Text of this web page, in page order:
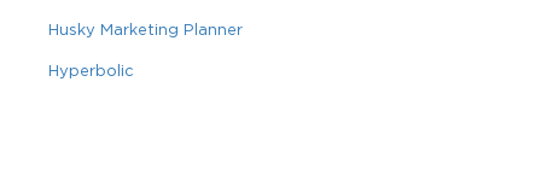
Husky Marketing Planner
Hyperbolic